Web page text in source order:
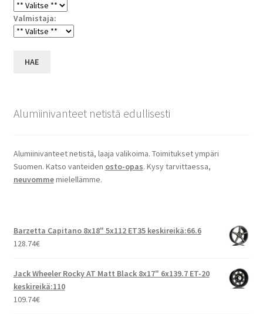
Valmistaja:
HAE
Alumiinivanteet netistä edullisesti
Alumiinivanteet netistä, laaja valikoima. Toimitukset ympäri
Suomen. Katso vanteiden osto-opas. Kysy tarvittaessa,
neuvommemielellämme.
Barzetta Capitano 8x18" 5x112 ET35 keskireikä:66.6
128.74€
Jack Wheeler Rocky AT Matt Black 8x17" 6x139.7 ET-20
keskireikä:110
109.74€